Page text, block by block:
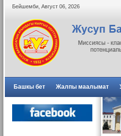
Бейшемби Август 06 2026
Башкы бет Жалпы маалымат